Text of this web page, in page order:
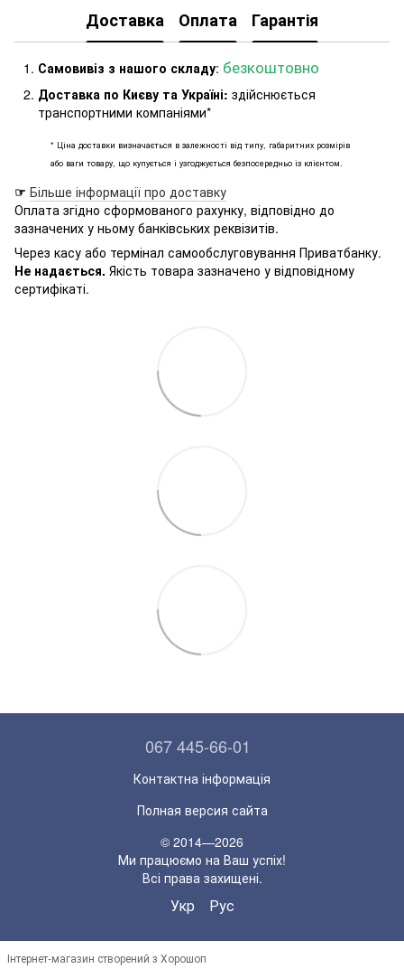
Доставка Оплата Гарантія
Самовивіз з нашого складу: безкоштовно
Доставка по Києву та Україні: здійснюється
транспортними компаніями*
* Ціна доставки визначається в залежності від типу, габаритних розмірів
або ваги товару, що купується і узгоджується безпосередньо із клієнтом.
☞ Більше інформації про доставку
Оплата згідно сформованого рахунку, відповідно до
зазначених у ньому банківських реквізитів.
Через касу або термінал самообслуговування Приватбанку.
Не надається. Якість товара зазначено у відповідному
сертифікаті.
067 445-66-01
Контактна інформація
Полная версия сайта
© 2014—2026
Ми працюємо на Ваш успіх!
Всі права захищені.
Укр Рус
Інтернет-магазин створений з Хорошоп